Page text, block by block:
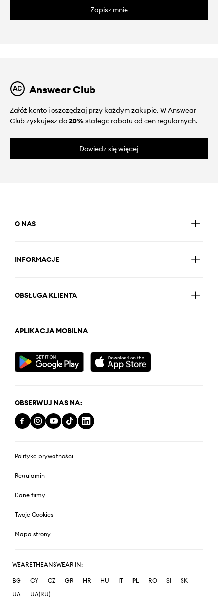
Zapisz mnie
Answear Club
Załóż konto i oszczędzaj przy każdym zakupie. W Answear
Club zyskujesz do20%stałego rabatu od cen regularnych.
Dowiedz się więcej
O NAS
INFORMACJE
OBSŁUGA KLIENTA
APLIKACJA MOBILNA
OBSERWUJ NAS NA:
Polityka prywatności
Regulamin
Dane firmy
Twoje Cookies
Mapa strony
WEARETHEANSWEAR IN:
BG CY CZ GR HR HU IT PL RO SI
SK
UA
UA(RU)